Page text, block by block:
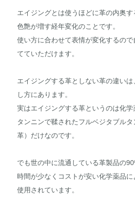
エイジングとは使うほどに革の内奥
色艶が増す経年変化のことです。
使い方に合わせて表情が変化するの
てていただけます。
エイジングする革としない革の違いは
し方にあります。
実はエイジングする革というのは化
タンニンで鞣されたフルベジタブル
革）だけなのです。
でも世の中に流通している革製品の
時間が少なくコストが安い化学薬品
使用されています。